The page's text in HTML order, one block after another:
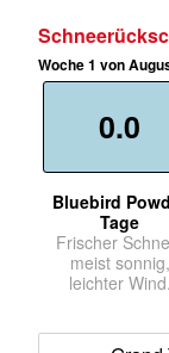
Woche 1 von
0.0
Bluebird
Tage
Frischer
meist sonnig,
leichter Wind.